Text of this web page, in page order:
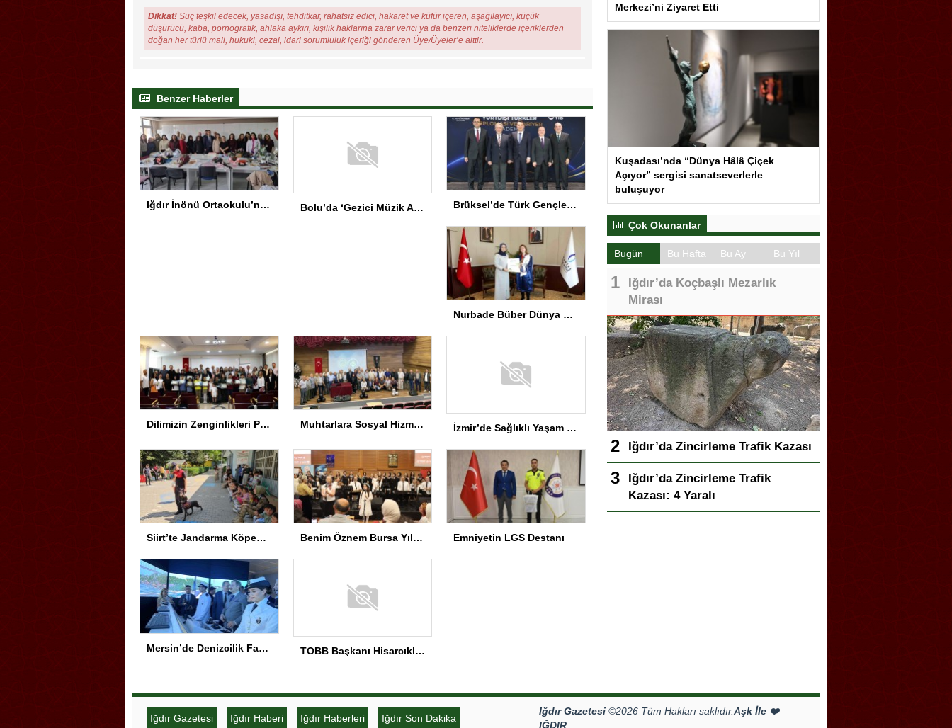
Dikkat! Suç teşkil edecek, yasadışı, tehditkar, rahatsız edici, hakaret ve küfür içeren, aşağılayıcı, küçük
düşürücü, kaba, pornografik, ahlaka aykırı, kişilik haklarına zarar verici ya da benzeri niteliklerde içeriklerden
doğan her türlü mali, hukuki, cezai, idari sorumluluk içeriği gönderen Üye/Üyeler’e aittir.
Benzer Haberler
Iğdır İnönü Ortaokulu’nda Başarının Arkasında Güçlü Yönetim ve Özverili Eğitim Kadrosu Bulunuyor Bolu’da ‘Gezici Müzik Atölyesi’ Gala Programı Brüksel’de Türk Gençler İçin Diplomasi Programı
Nurbade Büber Dünya Şampiyonu
Dilimizin Zenginlikleri Projesi Kapanış Töreni Muhtarlara Sosyal Hizmet Semineri İzmir’de Sağlıklı Yaşam Spor Festivali düzenlendi
Siirt’te Jandarma Köpekleri Anaokulu’nda Gösteri Yaptı Benim Öznem Bursa Yıl Sonu Gösterisi Emniyetin LGS Destanı
Mersin’de Denizcilik Fakültesi binası hizmete açıldı TOBB Başkanı Hisarcıklıoğlu MEÜ’yi Ziyaret Etti
Merkezi’ni Ziyaret Etti
Kuşadası’nda “Dünya Hâlâ Çiçek
Açıyor” sergisi sanatseverlerle
buluşuyor
Çok Okunanlar
Bugün Bu Hafta Bu Ay Bu Yıl
Iğdır’da Koçbaşlı Mezarlık
Mirası
Iğdır’da Zincirleme Trafik Kazası
Iğdır’da Zincirleme Trafik
Kazası: 4 Yaralı
Iğdır Gazetesi Iğdır Haberi Iğdır Haberleri Iğdır Son Dakika
Iğdır Gazetesi ©2026 Tüm Hakları saklıdır.Aşk İle ❤️
IĞDIR